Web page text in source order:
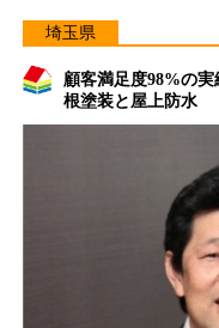
埼玉県
顧客満足度98%の
根塗装と屋上防水